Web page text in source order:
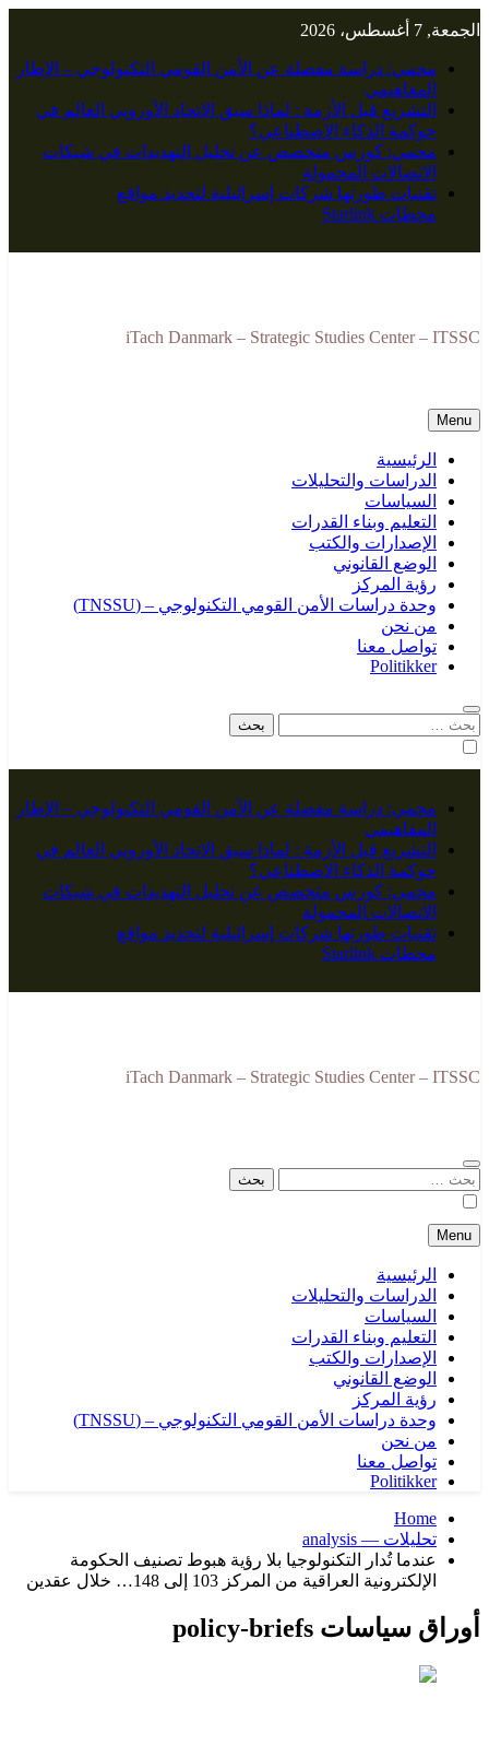
toالجمعة, 7 أغسطس، 2026
محمي: دراسة مفصلة عن الأمن القومي التكنولوجي – الإطار
المفاهيمي
التشريع قبل الأزمة : لماذا سبق الاتحاد الأوروبي العالم في
حوكمة الذكاء الاصطناعي؟
محمي: كورس متخصص عن تحليل التهديدات في شبكات
الاتصالات المحمولة
تقنيات طورتها شركات إسرائيلية لتحديد مواقع
محطات Starlink
iTach Danmark – Strategic Studies Center – ITSSC
Menu
الرئيسية
الدراسات والتحليلات
السياسات
التعليم وبناء القدرات
الإصدارات والكتب
الوضع القانوني
رؤية المركز
وحدة دراسات الأمن القومي التكنولوجي – (TNSSU)
من نحن
تواصل معنا
Politikker
البحث
عن:
محمي: دراسة مفصلة عن الأمن القومي التكنولوجي – الإطار
المفاهيمي
التشريع قبل الأزمة : لماذا سبق الاتحاد الأوروبي العالم في
حوكمة الذكاء الاصطناعي؟
محمي: كورس متخصص عن تحليل التهديدات في شبكات
الاتصالات المحمولة
تقنيات طورتها شركات إسرائيلية لتحديد مواقع
محطات Starlink
iTach Danmark – Strategic Studies Center – ITSSC
البحث
عن:
Menu
الرئيسية
الدراسات والتحليلات
السياسات
التعليم وبناء القدرات
الإصدارات والكتب
الوضع القانوني
رؤية المركز
وحدة دراسات الأمن القومي التكنولوجي – (TNSSU)
من نحن
تواصل معنا
Politikker
Home
تحليلات — analysis
عندما تُدار التكنولوجيا بلا رؤية هبوط تصنيف الحكومة
الإلكترونية العراقية من المركز 103 إلى 148… خلال عقدين
أوراق سياسات policy-briefs